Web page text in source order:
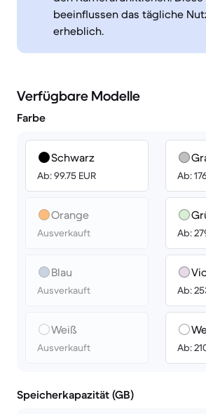
beeinflussen das tägliche
erheblich.
Verfügbare Modelle
Farbe
Schwarz
Ab: 99.75 EUR
Orange
Ausverkauft
Blau
Ausverkauft
Weiß
Ausverkauft
Ab:
Ab:
Ab:
Ab:
Speicherkapazität (GB)